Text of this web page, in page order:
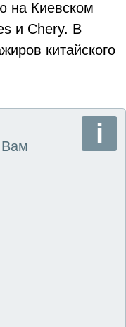
на Киевском
и Chery. В
китайского
Вам